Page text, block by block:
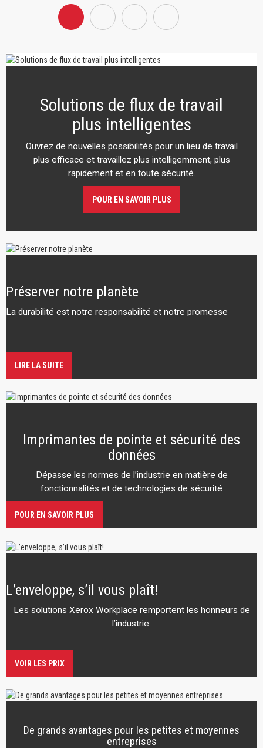
Solutions de flux de travail
plus intelligentes
Ouvrez de nouvelles possibilités pour un lieu de travail
plus efficace et travaillez plus intelligemment, plus
rapidement et en toute sécurité.
POUR EN SAVOIR PLUS
Préserver notre planète
La durabilité est notre responsabilité et notre promesse
LIRE LA SUITE
Imprimantes de pointe et sécurité des
données
Dépasse les normes de l’industrie en matière de
fonctionnalités et de technologies de sécurité
POUR EN SAVOIR PLUS
L’enveloppe, s’il vous plaît!
Les solutions Xerox Workplace remportent les honneurs de
l’industrie.
VOIR LES PRIX
De grands avantages pour les petites et moyennes
entreprises